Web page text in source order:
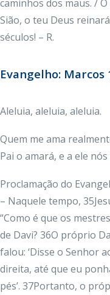
caminhos dos maus. /
Sião, o teu Deus
séculos! – R.
Evangelho: Marcos
Aleluia, aleluia, aleluia.
Quem me ama
Pai o amará, e a ele nós
Proclamação do
– Naquele tempo,
“Como é que os
de Davi? 36O próprio
falou: ‘Disse o Senhor
direita, até que eu
pés’. 37Portanto, o